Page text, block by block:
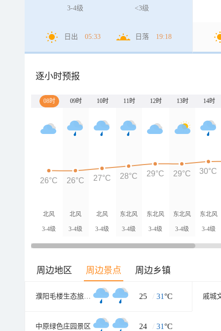
3-4级 <3级
日出 05:33 日落 19:18
逐小时预报
08时 09时 10时 11时 12时 13时 14时
北风
3-4级
北风
3-4级
北风
3-4级
东北风
3-4级
东北风
3-4级
东北风
3-4级
东北风
3-4级
26°C 26°C 27°C 28°C 29°C 29°C 30°C
周边地区 周边景点 周边乡镇
濮阳毛楼生态旅游区 25 / 31°C 戚城
中原绿色庄园景区 24 / 31°C